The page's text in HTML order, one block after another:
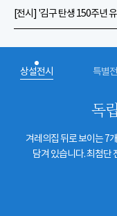
상설전시 특별
독
겨레의집 뒤로 보이는 7
담겨 있습니다. 최첨단